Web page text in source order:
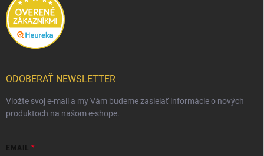
ODOBERAŤ NEWSLETTER
Vložte svoj e-mail a my Vám budeme zasielať informácie o nových
produktoch na našom e-shope.
EMAIL